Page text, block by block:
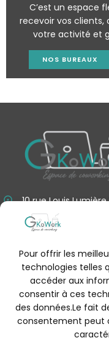
Pour offrir les
technologies telles
accéder aux
consentir à ces
des données.Le fait
consentement peut
C’est un espace
recevoir vos clients,
votre activité et
NOS BUREAUX
10 rue Louis Lumière
bonjour@gkowork.fr
0380709915